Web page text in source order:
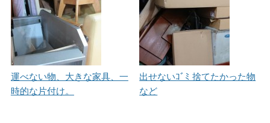
運べない物、大きな家具、一
時的な片付け。
出せないｺﾞﾐ 捨てたかった物
など